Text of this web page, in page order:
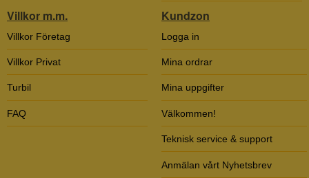
Villkor m.m.
Villkor Företag
Villkor Privat
Turbil
FAQ
Kundzon
Logga in
Mina ordrar
Mina uppgifter
Välkommen!
Teknisk service & support
Anmälan vårt Nyhetsbrev